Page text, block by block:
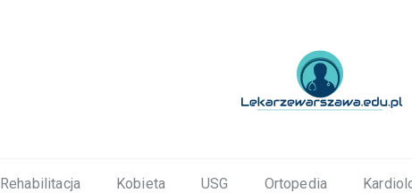
Rehabilitacja Kobieta USG Ortopedia